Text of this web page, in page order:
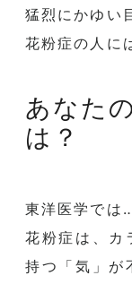
猛烈にかゆい
花粉症の人に
あなた
は？
東洋医学では
花粉症は、カ
持つ「気」 が